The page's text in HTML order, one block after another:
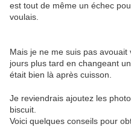
est tout de même un échec
voulais.
Mais je ne me suis pas
jours plus tard en changeant
était bien là après cuisson.
Je reviendrais ajoutez les
biscuit.
Voici quelques conseils pour